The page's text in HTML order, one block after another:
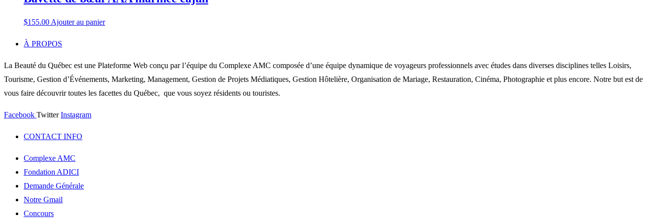
$155.00 Ajouter au panier
À PROPOS
La Beauté du Québec est une Plateforme Web conçu par l’équipe du Complexe AMC composée d’une équipe dynamique de voyageurs professionnels avec études dans diverses disciplines telles Loisirs,
Tourisme, Gestion d’Événements, Marketing, Management, Gestion de Projets Médiatiques, Gestion Hôtelière, Organisation de Mariage, Restauration, Cinéma, Photographie et plus encore. Notre but est de
vous faire découvrir toutes les facettes du Québec, que vous soyez résidents ou touristes.
Facebook Twitter Instagram
CONTACT INFO
Complexe AMC
Fondation ADICI
Demande Générale
Notre Gmail
Concours